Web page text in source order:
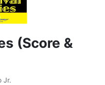
(Score &
Jr.